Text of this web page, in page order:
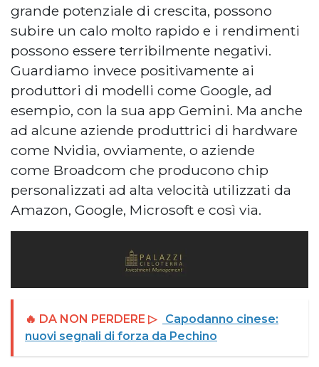
grande potenziale di crescita, possono
subire un calo molto rapido e i rendimenti
possono essere terribilmente negativi.
Guardiamo invece positivamente ai
produttori di modelli come Google, ad
esempio, con la sua app Gemini. Ma anche
ad alcune aziende produttrici di hardware
come Nvidia, ovviamente, o aziende
come Broadcom che producono chip
personalizzati ad alta velocità utilizzati da
Amazon, Google, Microsoft e così via.
🔥 DA NON PERDERE ▷
Capodanno cinese:
nuovi segnali di forza da Pechino